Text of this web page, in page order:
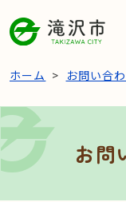
ホーム お問い合
お問